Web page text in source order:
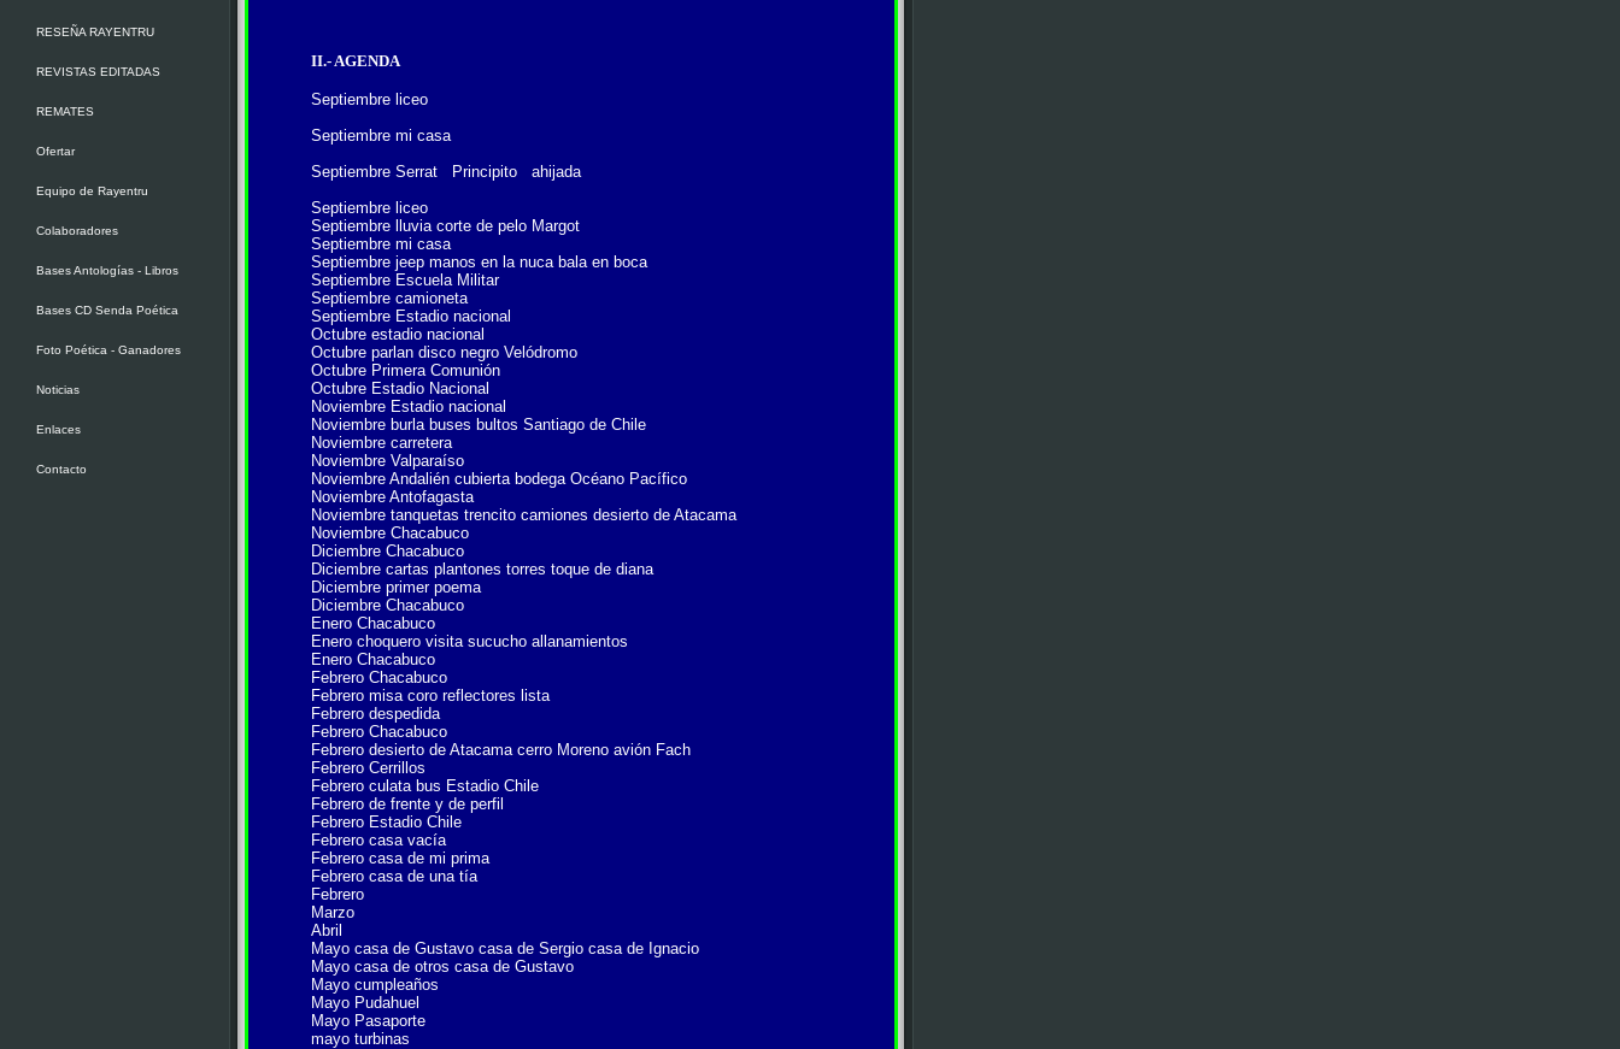
RESEÑA RAYENTRU
REVISTAS EDITADAS
REMATES
Ofertar
Equipo de Rayentru
Colaboradores
Bases Antologías - Libros
Bases CD Senda Poética
Foto Poética - Ganadores
Noticias
Enlaces
Contacto
II.- AGENDA
Septiembre liceo
Septiembre mi casa
Septiembre Serrat Principito ahijada
Septiembre liceo
Septiembre lluvia corte de pelo Margot
Septiembre mi casa
Septiembre jeep manos en la nuca bala en boca
Septiembre Escuela Militar
Septiembre camioneta
Septiembre Estadio nacional
Octubre estadio nacional
Octubre parlan disco negro Velódromo
Octubre Primera Comunión
Octubre Estadio Nacional
Noviembre Estadio nacional
Noviembre burla buses bultos Santiago de Chile
Noviembre carretera
Noviembre Valparaíso
Noviembre Andalién cubierta bodega Océano Pacífico
Noviembre Antofagasta
Noviembre tanquetas trencito camiones desierto de Atacama
Noviembre Chacabuco
Diciembre Chacabuco
Diciembre cartas plantones torres toque de diana
Diciembre primer poema
Diciembre Chacabuco
Enero Chacabuco
Enero choquero visita sucucho allanamientos
Enero Chacabuco
Febrero Chacabuco
Febrero misa coro reflectores lista
Febrero despedida
Febrero Chacabuco
Febrero desierto de Atacama cerro Moreno avión Fach
Febrero Cerrillos
Febrero culata bus Estadio Chile
Febrero de frente y de perfil
Febrero Estadio Chile
Febrero casa vacía
Febrero casa de mi prima
Febrero casa de una tía
Febrero
Marzo
Abril
Mayo casa de Gustavo casa de Sergio casa de Ignacio
Mayo casa de otros casa de Gustavo
Mayo cumpleaños
Mayo Pudahuel
Mayo Pasaporte
mayo turbinas